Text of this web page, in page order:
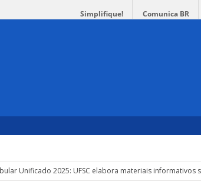
Simplifique! Comunica BR
Unificado 2025: UFSC elabora materiais informativos